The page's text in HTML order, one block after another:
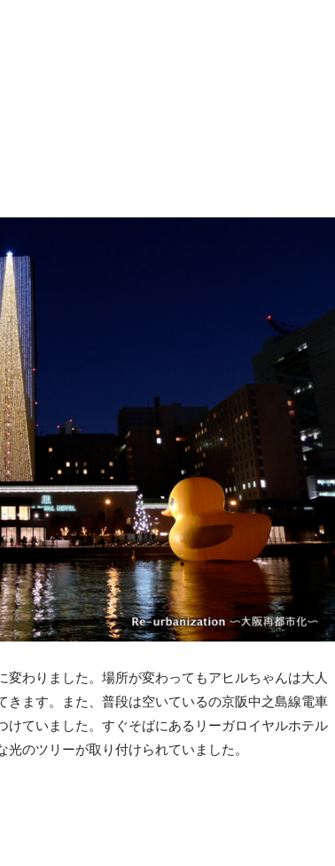
変わりました。場所が変わってもアヒルちゃんは大人
ます。また、普段は空いているの京阪中之島線電車
けていました。すぐそばにあるリーガロイヤルホテル
のツリーが取り付けられていました。